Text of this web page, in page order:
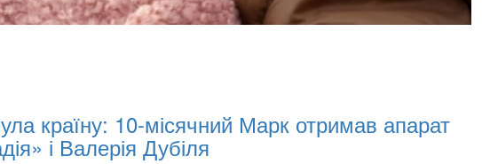
країну: 10-місячний Марк отримав апарат
і Валерія Дубіля